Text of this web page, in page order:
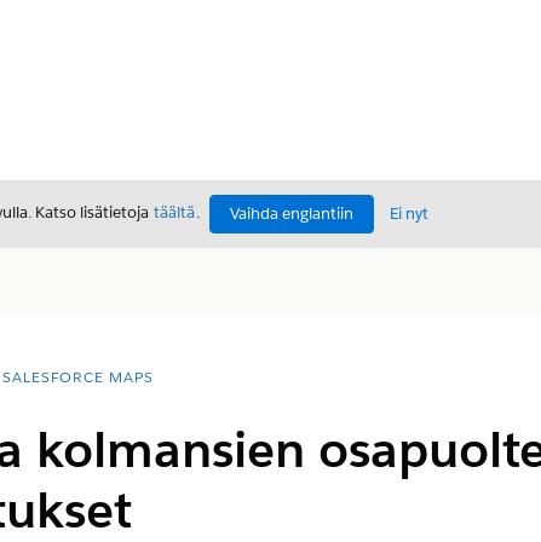
Katso lisätietoja täältä. Vaihda englantiin Ei nyt
SALESFORCE MAPS
kolmansien